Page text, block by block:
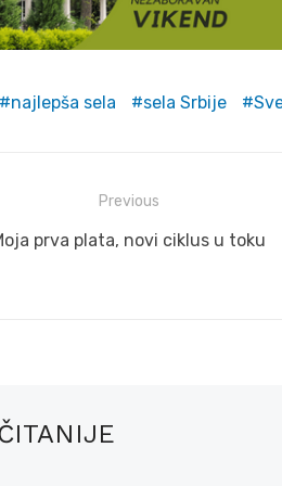
najlepša sela sela Srbije
Previous
prva plata, novi ciklus u toku